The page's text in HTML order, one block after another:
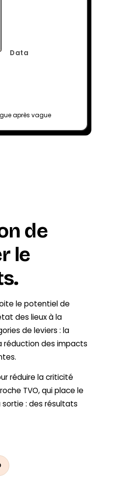
Data
après vague
de
le
le potentiel de
des lieux à la
de leviers : la
réduction des impacts
réduire la criticité
TVO, qui place le
: des résultats